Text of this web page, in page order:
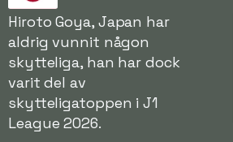
Hiroto Goya, Japan har
aldrig vunnit någon
skytteliga, han har dock
varit del av
skytteligatoppen i J1
League 2026.